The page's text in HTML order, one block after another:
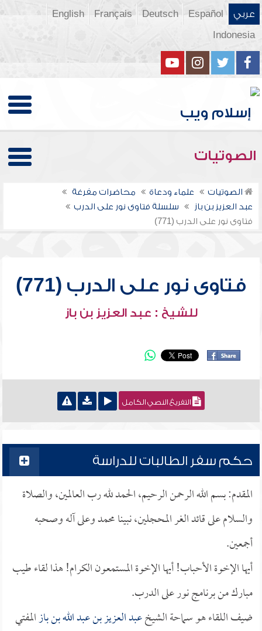
عربي Español
Deutsch
Français
English
Indonesia
الصوتيات
الصوتيات علماء ودعاة
محاضرات مفرغة
عبد العزيز بن باز
سلسلة فتاوى نور على الدرب
فتاوى نور على الدرب (771)
فتاوى نور على الدرب (771)
للشيخ : عبد العزيز بن باز
التفريغ النصي الكامل
حكم سفر الطالبات للدراسة
المقدم: بسم الله الرحمن الرحيم، الحمد لله رب العالمين، والصلاة
والسلام على قائد الغر المحجلين، نبينا محمد وعلى آله وصحبه
أجمعين.
أيها الإخوة الأحباب! أيها الإخوة المستمعون الكرام! هذا لقاء طيب
مبارك من برنامج نور على الدرب.
ضيف اللقاء هو سماحة الشيخعبد العزيز بن عبد الله بن بازالمفتي